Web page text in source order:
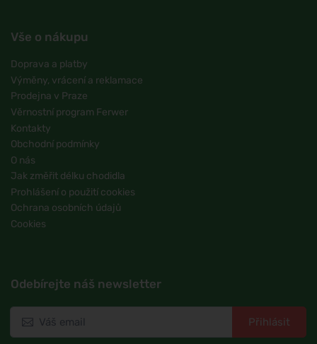
Vše o nákupu
Doprava a platby
Výměny, vrácení a reklamace
Prodejna v Praze
Věrnostní program Ferwer
Kontakty
Obchodní podmínky
O nás
Jak změřit délku chodidla
Prohlášení o použití cookies
Ochrana osobních údajů
Cookies
Odebírejte náš newsletter
Přihlásit